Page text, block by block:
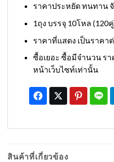
ราคาประหยัด ทนทาน
1ถุง บรรจุ 10โหล (120
ราคาที่แสดง เป็นราคา
ซื้อเยอะ ซื้อมีจำนวน ร
หน้าเว็บไซท์เท่านั้น
สินค้าที่เกี่ยวข้อง